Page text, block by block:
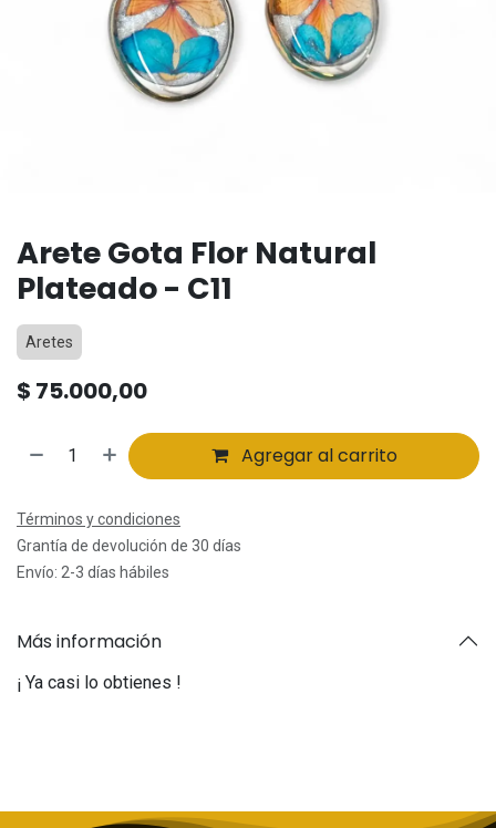
Arete Gota Flor Natural
Plateado - C11
Aretes
$ 75.000,00
Agregar al carrito
Términos y condiciones
Grantía de devolución de 30 días
Envío: 2-3 días hábiles
Más información
¡ Ya casi lo obtienes !